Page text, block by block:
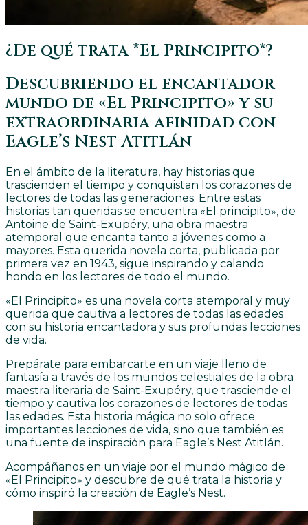
¿De qué trata *El Principito*?
Descubriendo el encantador
mundo de «El Principito» y su
extraordinaria afinidad con
Eagle’s Nest Atitlán
En el ámbito de la literatura, hay historias que
trascienden el tiempo y conquistan los corazones de
lectores de todas las generaciones. Entre estas
historias tan queridas se encuentra «El principito», de
Antoine de Saint-Exupéry, una obra maestra
atemporal que encanta tanto a jóvenes como a
mayores. Esta querida novela corta, publicada por
primera vez en 1943, sigue inspirando y calando
hondo en los lectores de todo el mundo.
«El Principito» es una novela corta atemporal y muy
querida que cautiva a lectores de todas las edades
con su historia encantadora y sus profundas lecciones
de vida.
Prepárate para embarcarte en un viaje lleno de
fantasía a través de los mundos celestiales de la obra
maestra literaria de Saint-Exupéry, que trasciende el
tiempo y cautiva los corazones de lectores de todas
las edades. Esta historia mágica no solo ofrece
importantes lecciones de vida, sino que también es
una fuente de inspiración para Eagle’s Nest Atitlán.
Acompáñanos en un viaje por el mundo mágico de
«El Principito» y descubre de qué trata la historia y
cómo inspiró la creación de Eagle’s Nest.